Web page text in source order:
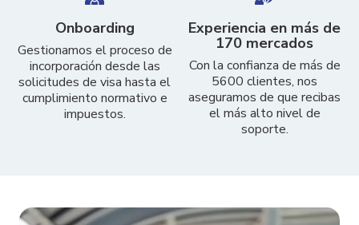
Onboarding
Gestionamos el proceso de
incorporación desde las
solicitudes de visa hasta el
cumplimiento normativo e
impuestos.
Experiencia en más de
170 mercados
Con la confianza de más de
5600 clientes, nos
aseguramos de que recibas
el más alto nivel de
soporte.